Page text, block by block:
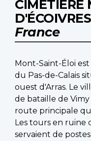
CIMETIÈRE
D'ÉCOIVRES
France
Mont-Saint-Éloi
du Pas-de-Calais
ouest d'Arras. Le
de bataille de
route principale
Les tours en
servaient de